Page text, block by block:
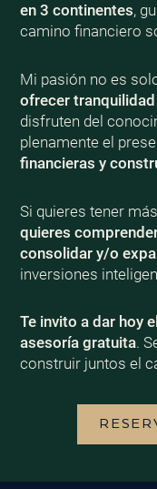
en 3 continentes,
camino financiero
Mi pasión no es
ofrecer
disfruten del
plenamente el
financieras y
Si quieres tener
quieres
consolidar y/o
inversiones
Te invito a dar hoy
asesoría gratuita.
construir juntos el